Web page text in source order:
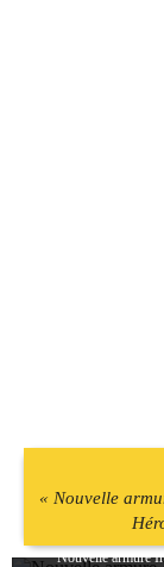
« Nouvelle
Nouvelle armure